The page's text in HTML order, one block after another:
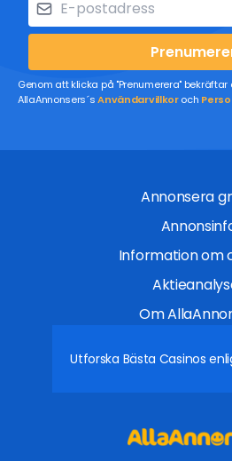
Genom att klicka på "Prenumerera"
AllaAnnonsers´sAnvändarvillkoroch
Annonsera
Information om
Om
Utforska Bästa Casinos